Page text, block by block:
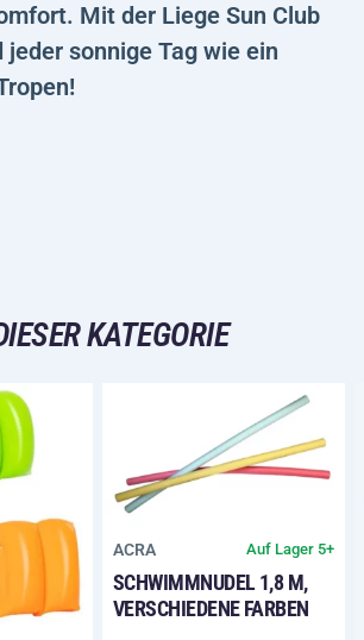
Mit der Liege Sun Club
sonnige Tag wie ein
KATEGORIE
ACRA Auf Lager 5+
SCHWIMMNUDEL 1,8 M,
VERSCHIEDENE FARBEN